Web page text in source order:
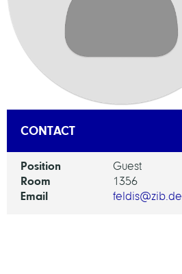
CONTACT
Position Guest
Room 1356
Email feldis@zib.de